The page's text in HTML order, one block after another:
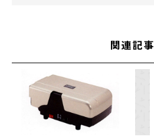
関連記事